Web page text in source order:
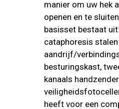
manier om uw hek
openen en te
basisset bestaat
cataphoresis
aandrijf/
besturingskast,
kanaals
heeft voor een